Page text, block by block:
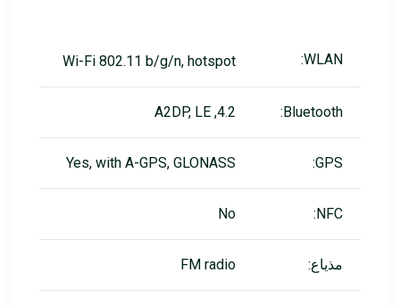
WLAN:
Wi-Fi 802.11 b/g/n, hotspot
Bluetooth:
4.2, A2DP, LE
GPS:
Yes, with A-GPS, GLONASS
NFC:
No
مذياع: FM radio